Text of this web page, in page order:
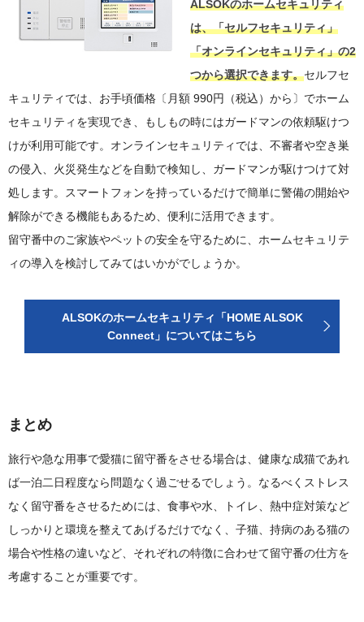
ALSOKのホームセキュリティ
は、「セルフセキュリティ」
「オンラインセキュリティ」の2
つから選択できます。セルフセ
キュリティでは、お手頃価格〔月額 990円（税込）から〕でホーム
セキュリティを実現でき、もしもの時にはガードマンの依頼駆けつ
けが利用可能です。オンラインセキュリティでは、不審者や空き巣
の侵入、火災発生などを自動で検知し、ガードマンが駆けつけて対
処します。スマートフォンを持っているだけで簡単に警備の開始や
解除ができる機能もあるため、便利に活用できます。
留守番中のご家族やペットの安全を守るために、ホームセキュリテ
ィの導入を検討してみてはいかがでしょうか。
ALSOKのホームセキュリティ「HOME ALSOK
Connect」についてはこちら
まとめ
旅行や急な用事で愛猫に留守番をさせる場合は、健康な成猫であれ
ば一泊二日程度なら問題なく過ごせるでしょう。なるべくストレス
なく留守番をさせるためには、食事や水、トイレ、熱中症対策など
しっかりと環境を整えてあげるだけでなく、子猫、持病のある猫の
場合や性格の違いなど、それぞれの特徴に合わせて留守番の仕方を
考慮することが重要です。